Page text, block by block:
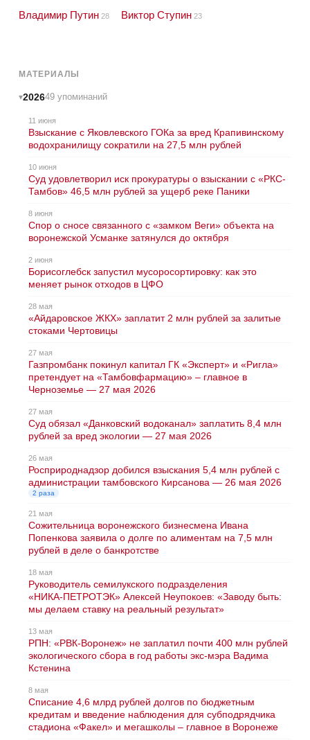
Владимир Путин 28 Виктор Ступин 23
МАТЕРИАЛЫ
202649 упоминаний
11 июня
Взыскание с Яковлевского ГОКа за вред Крапивинскому
водохранилищу сократили на 27,5 млн рублей
10 июня
Суд удовлетворил иск прокуратуры о взыскании с «РКС-
Тамбов» 46,5 млн рублей за ущерб реке Паники
8 июня
Спор о сносе связанного с «замком Веги» объекта на
воронежской Усманке затянулся до октября
2 июня
Борисоглебск запустил мусоросортировку: как это
меняет рынок отходов в ЦФО
28 мая
«Айдаровское ЖКХ» заплатит 2 млн рублей за залитые
стоками Чертовицы
27 мая
Газпромбанк покинул капитал ГК «Эксперт» и «Ригла»
претендует на «Тамбовфармацию» – главное в
Черноземье — 27 мая 2026
27 мая
Суд обязал «Данковский водоканал» заплатить 8,4 млн
рублей за вред экологии — 27 мая 2026
26 мая
Росприроднадзор добился взыскания 5,4 млн рублей с
администрации тамбовского Кирсанова — 26 мая 2026
2 раза
21 мая
Сожительница воронежского бизнесмена Ивана
Попенкова заявила о долге по алиментам на 7,5 млн
рублей в деле о банкротстве
18 мая
Руководитель семилукского подразделения
«НИКА‑ПЕТРОТЭК» Алексей Неупокоев: «Заводу быть:
мы делаем ставку на реальный результат»
13 мая
РПН: «РВК-Воронеж» не заплатил почти 400 млн рублей
экологического сбора в год работы экс-мэра Вадима
Кстенина
8 мая
Списание 4,6 млрд рублей долгов по бюджетным
кредитам и введение наблюдения для субподрядчика
стадиона «Факел» и мегашколы – главное в Воронеже